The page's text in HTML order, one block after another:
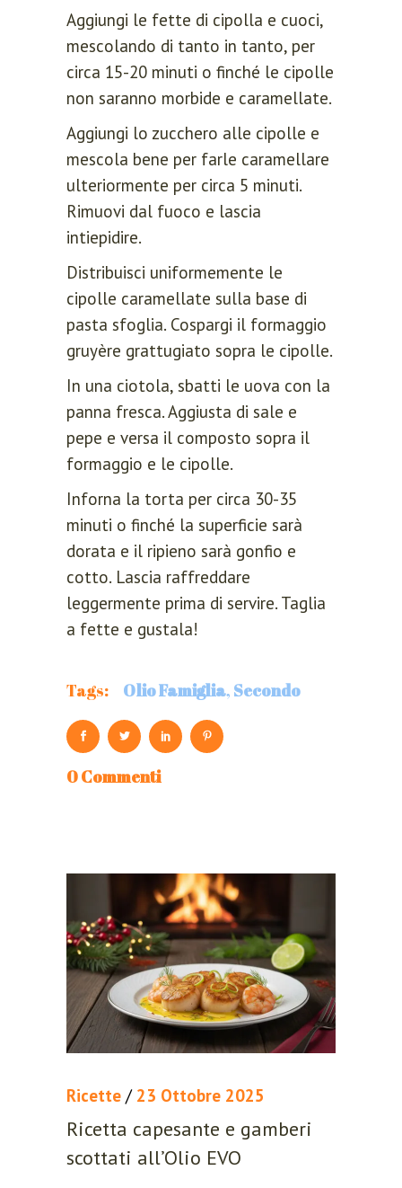
Aggiungi le fette di cipolla e cuoci,
mescolando di tanto in tanto, per
circa 15-20 minuti o finché le cipolle
non saranno morbide e caramellate.
Aggiungi lo zucchero alle cipolle e
mescola bene per farle caramellare
ulteriormente per circa 5 minuti.
Rimuovi dal fuoco e lascia
intiepidire.
Distribuisci uniformemente le
cipolle caramellate sulla base di
pasta sfoglia. Cospargi il formaggio
gruyère grattugiato sopra le cipolle.
In una ciotola, sbatti le uova con la
panna fresca. Aggiusta di sale e
pepe e versa il composto sopra il
formaggio e le cipolle.
Inforna la torta per circa 30-35
minuti o finché la superficie sarà
dorata e il ripieno sarà gonfio e
cotto. Lascia raffreddare
leggermente prima di servire. Taglia
a fette e gustala!
Tags: Olio Famiglia, Secondo
0 Commenti
Ricette / 23 Ottobre 2025
Ricetta capesante e gamberi
scottati all’Olio EVO
LOGIN REGISTER
Sign in here.
Log into your account in just a few
steps.
Remember me
Lost your password?
LOGIN
Set up a free account today.